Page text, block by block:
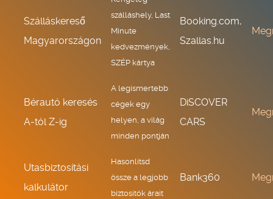
Szálláskereső
Magyarországon
szálláshely, Last
Minute
kedvezmények,
SZÉP kártya
Booking.com,
Szallas.hu
Bérautó keresés
A-tól Z-ig
A legismertebb
cégek egy
helyen, a világ
minden pontján
DiSCOVER
CARS
Utasbiztosítási
kalkulátor
Hasonlítsd
össze a legjobb
biztosítók árait
Bank360